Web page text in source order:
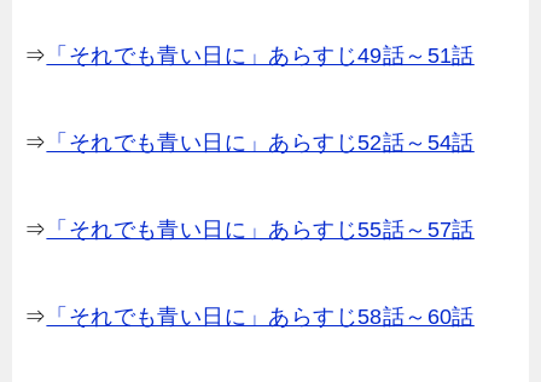
⇒ 「それでも青い日に」あらすじ49話～51話
⇒ 「それでも青い日に」あらすじ52話～54話
⇒ 「それでも青い日に」あらすじ55話～57話
⇒ 「それでも青い日に」あらすじ58話～60話